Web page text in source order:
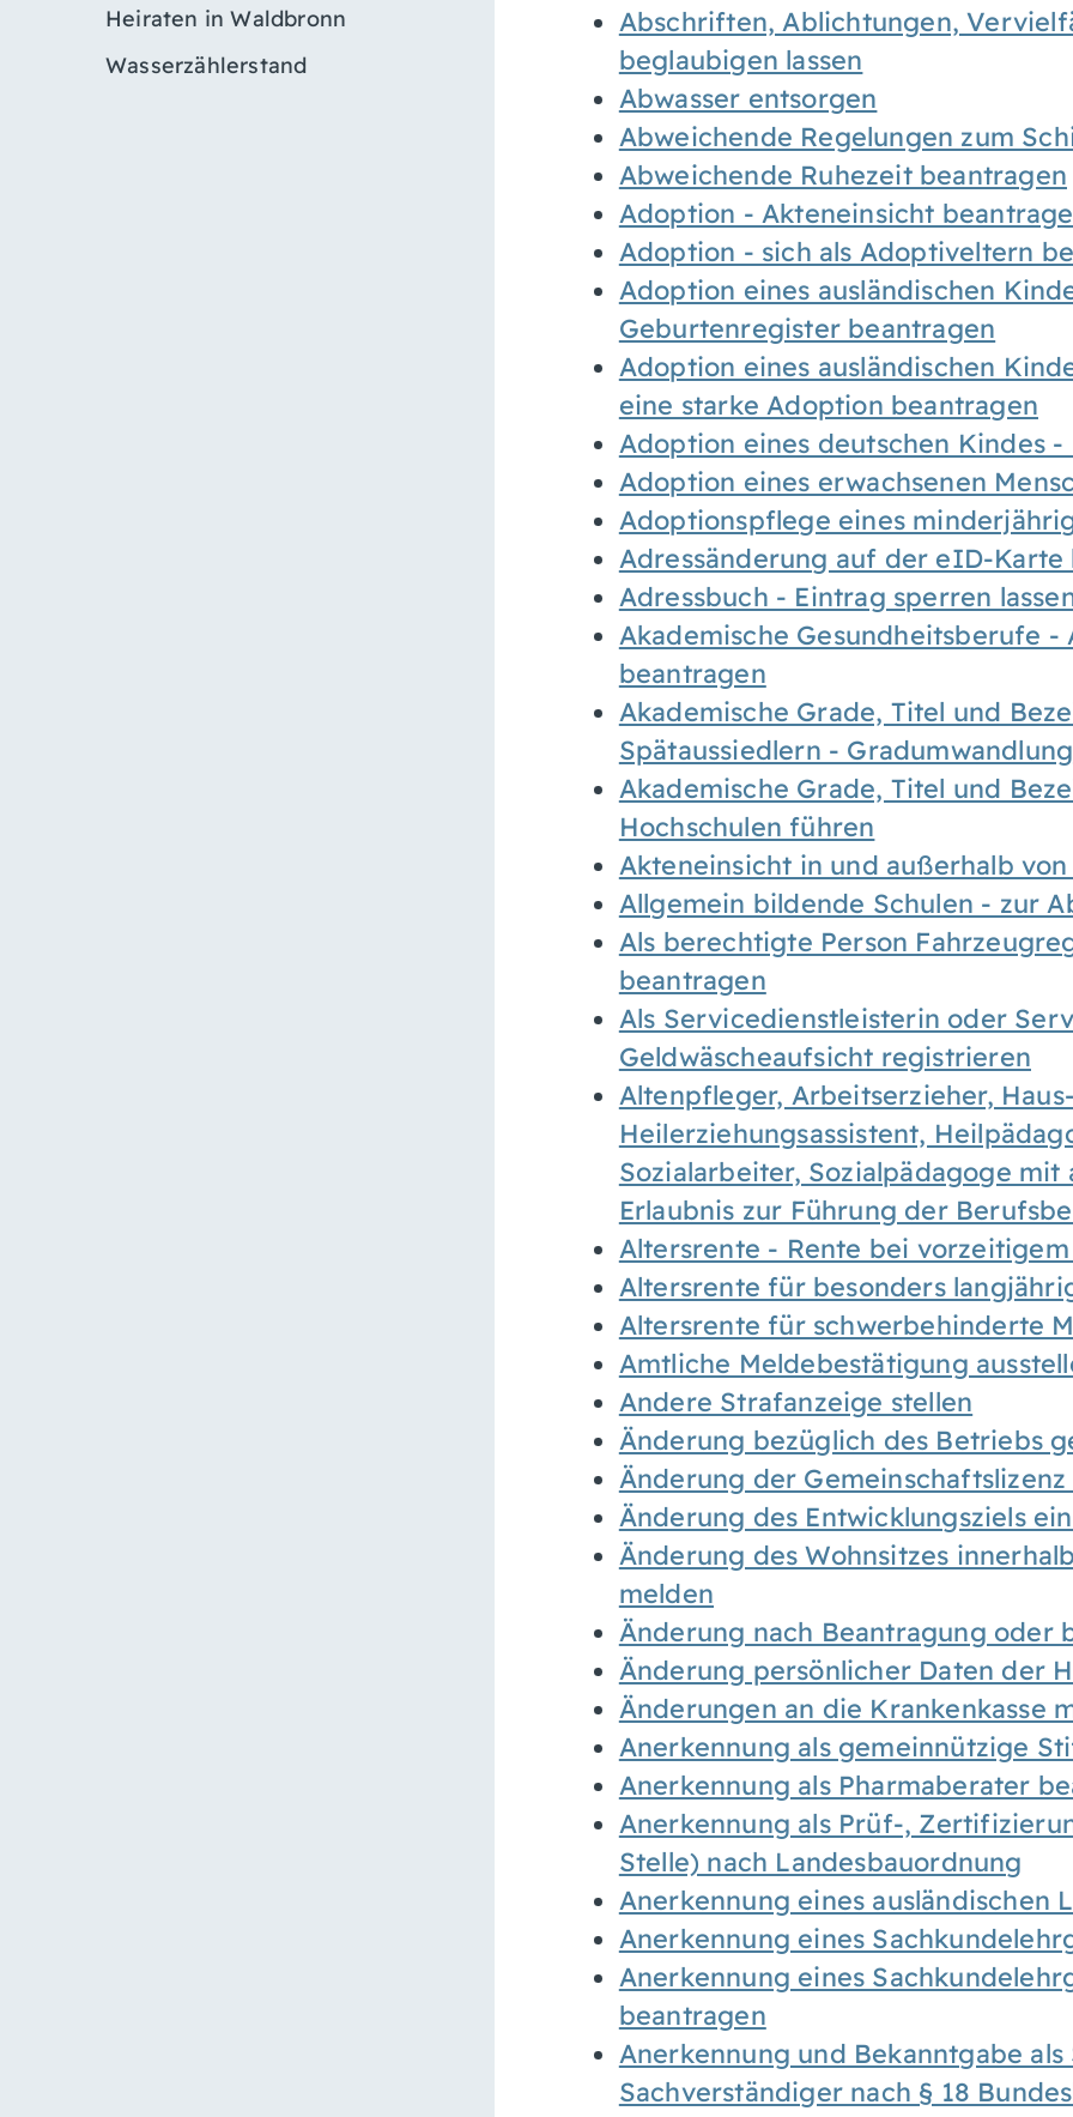
Heiraten in Waldbronn
Wasserzählerstand
Abschriften, Ablichtungen,
beglaubigen lassen
Abwasser entsorgen
Abweichende Regelungen zum
Abweichende Ruhezeit beantragen
Adoption - Akteneinsicht
Adoption - sich als Adoptiveltern
Adoption eines ausländischen
Geburtenregister beantragen
Adoption eines ausländischen
eine starke Adoption beantragen
Adoption eines deutschen Kindes
Adoption eines erwachsenen
Adoptionspflege eines
Adressänderung auf der eID-Karte
Adressbuch - Eintrag sperren
Akademische Gesundheitsberufe
beantragen
Akademische Grade, Titel und
Spätaussiedlern -
Akademische Grade, Titel und
Hochschulen führen
Akteneinsicht in und außerhalb
Allgemein bildende Schulen - zur
Als berechtigte Person
beantragen
Als Servicedienstleisterin oder
Geldwäscheaufsicht registrieren
Altenpfleger, Arbeitserzieher,
Heilerziehungsassistent,
Sozialarbeiter, Sozialpädagoge
Erlaubnis zur Führung der
Altersrente - Rente bei
Altersrente für besonders
Altersrente für schwerbehinderte
Amtliche Meldebestätigung
Andere Strafanzeige stellen
Änderung bezüglich des Betriebs
Änderung der
Änderung des Entwicklungsziels
Änderung des Wohnsitzes
melden
Änderung nach Beantragung oder
Änderung persönlicher Daten der
Änderungen an die Krankenkasse
Anerkennung als gemeinnützige
Anerkennung als Pharmaberater
Anerkennung als Prüf-,
Stelle) nach Landesbauordnung
Anerkennung eines ausländischen
Anerkennung eines
Anerkennung eines
beantragen
Anerkennung und Bekanntgabe
Sachverständiger nach § 18